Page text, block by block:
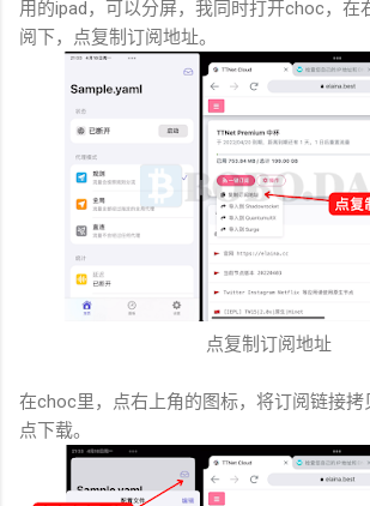
用的ipad，可以分屏，我同时打开choc，在
阅下，点复制订阅地址。
点复制订阅地址
在choc里，点右上角的图标，将订阅链接
点下载。